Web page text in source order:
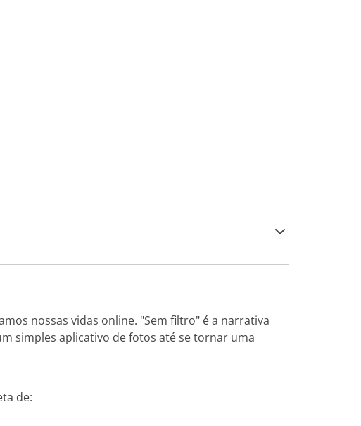
nossas vidas online. "Sem filtro" é a narrativa
simples aplicativo de fotos até se tornar uma
de: